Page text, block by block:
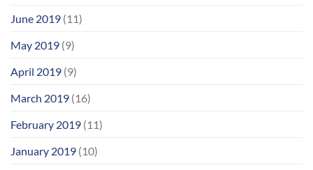
June 2019 (11)
May 2019 (9)
April 2019 (9)
March 2019 (16)
February 2019 (11)
January 2019 (10)